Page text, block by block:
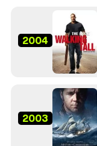
2004
2003